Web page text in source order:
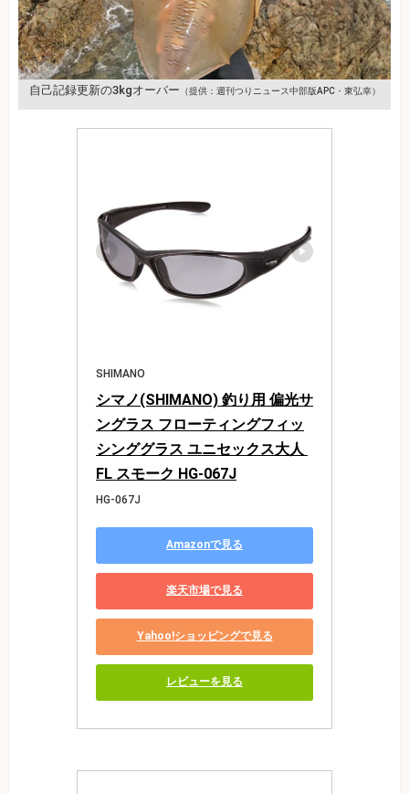
自己記録更新の3kgオーバー （提供：週刊つりニュース中部版APC・東弘幸）
SHIMANO
シマノ(SHIMANO) 釣り用 偏光サ
ングラス フローティングフィッ
シンググラス ユニセックス大人
FL スモーク HG-067J
HG-067J
Amazonで見る
楽天市場で見る
Yahoo!ショッピングで見る
レビューを見る